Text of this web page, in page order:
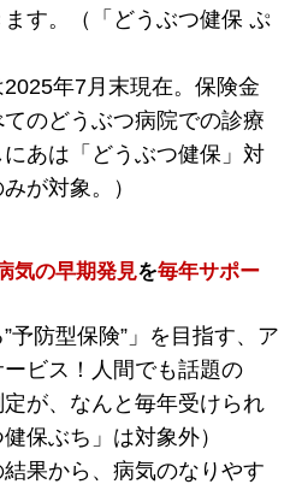
す。（「どうぶつ健保 ぷ
年7月末現在。保険金
のどうぶつ病院での診療
あは「どうぶつ健保」対
が対象。）
気の早期発見を毎年サポー
予防型保険”」を目指す、ア
ビス！人間でも話題の
定が、なんと毎年受けられ
保ぶち」は対象外）
果から、病気のなりやす